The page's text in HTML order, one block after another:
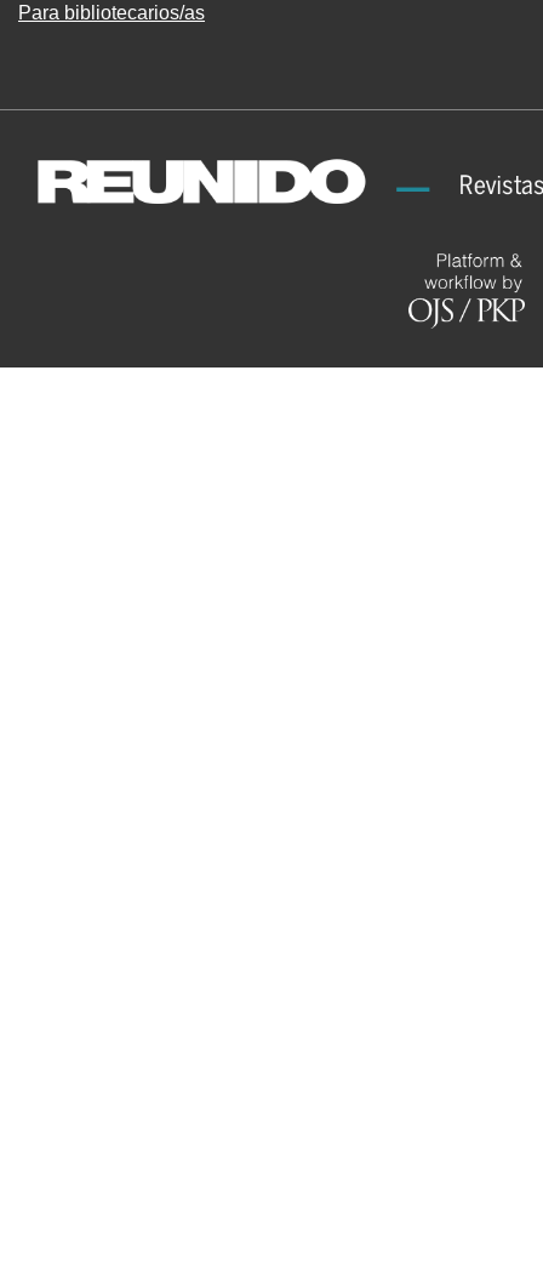
Para bibliotecarios/as